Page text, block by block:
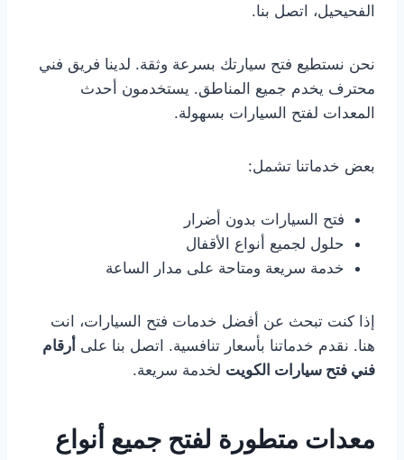
الفحيحيل، اتصل بنا.
نحن نستطيع فتح سيارتك بسرعة وثقة. لدينا فريق فني
محترف يخدم جميع المناطق. يستخدمون أحدث
المعدات لفتح السيارات بسهولة.
بعض خدماتنا تشمل:
فتح السيارات بدون أضرار
حلول لجميع أنواع الأقفال
خدمة سريعة ومتاحة على مدار الساعة
إذا كنت تبحث عن أفضل خدمات فتح السيارات، انت
هنا. نقدم خدماتنا بأسعار تنافسية. اتصل بنا على أرقام
فني فتح سيارات الكويت لخدمة سريعة.
معدات متطورة لفتح جميع أنواع